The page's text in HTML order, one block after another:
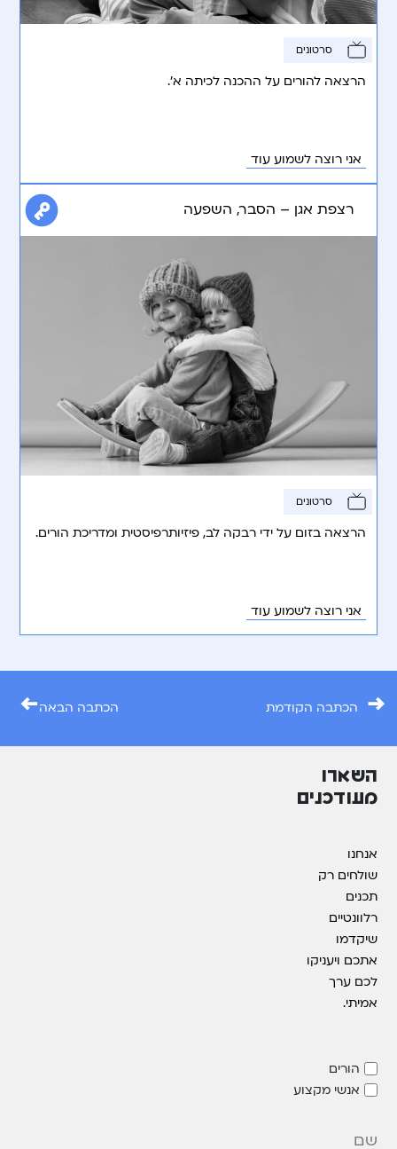
סרטונים
הרצאה להורים על ההכנה לכיתה א’.
אני רוצה לשמוע עוד
רצפת אגן – הסבר, השפעה
סרטונים
הרצאה בזום על ידי רבקה לב, פיזיותרפיסטית ומדריכת הורים.
אני רוצה לשמוע עוד
→ הכתבה הקודמת הכתבה הבאה←
השארו
מעודכנים
אנחנו
שולחים רק
תכנים
רלוונטיים
שיקדמו
אתכם ויעניקו
לכם ערך
אמיתי.
הורים
אנשי מקצוע